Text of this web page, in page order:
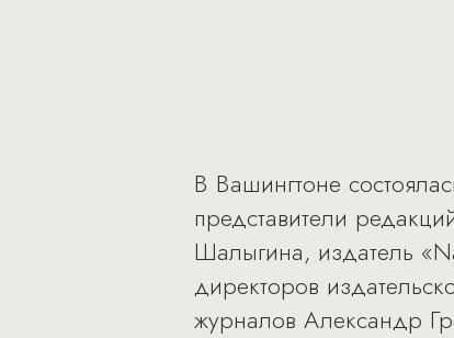
В Вашингтоне
представители
Шалыгина, издатель
директоров
журналов Александр